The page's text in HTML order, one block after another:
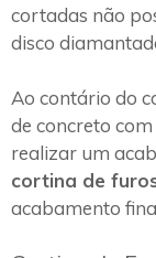
cortadas não
disco
Ao contário do
de concreto
realizar um
cortina de
acabamento